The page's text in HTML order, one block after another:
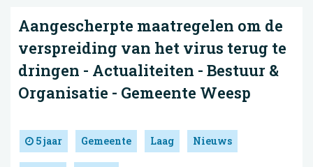
Aangescherpte maatregelen om de
verspreiding van het virus terug te
dringen - Actualiteiten - Bestuur &
Organisatie - Gemeente Weesp
5 jaar Gemeente Laag Nieuws